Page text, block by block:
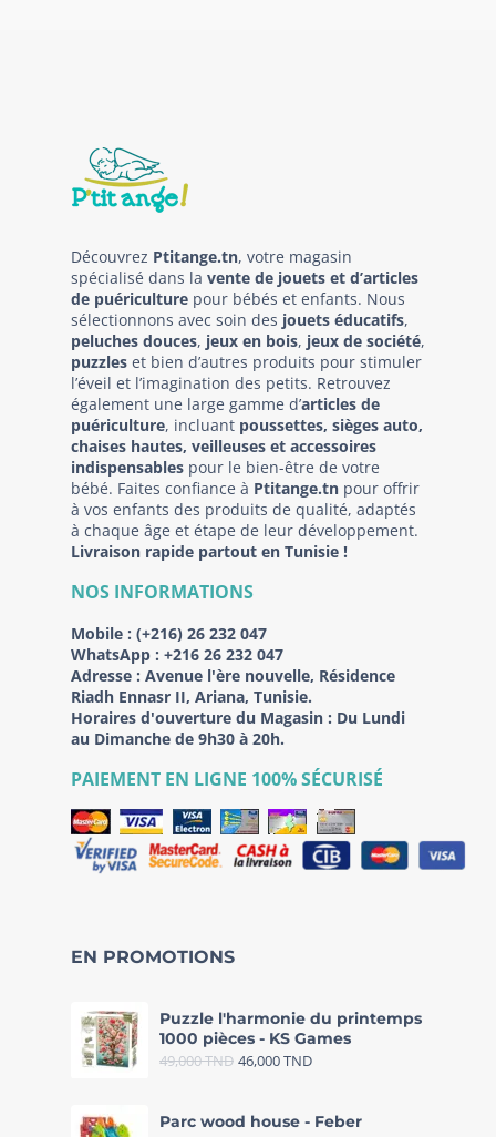
Découvrez Ptitange.tn, votre magasin
spécialisé dans la vente de jouets et d’articles
de puériculture pour bébés et enfants. Nous
sélectionnons avec soin des jouets éducatifs,
peluches douces, jeux en bois, jeux de société,
puzzles et bien d’autres produits pour stimuler
l’éveil et l’imagination des petits. Retrouvez
également une large gamme d’articles de
puériculture, incluant poussettes, sièges auto,
chaises hautes, veilleuses et accessoires
indispensables pour le bien-être de votre
bébé. Faites confiance à Ptitange.tn pour offrir
à vos enfants des produits de qualité, adaptés
à chaque âge et étape de leur développement.
Livraison rapide partout en Tunisie !
NOS INFORMATIONS
Mobile : (+216) 26 232 047
WhatsApp : +216 26 232 047
Adresse : Avenue l'ère nouvelle, Résidence
Riadh Ennasr II, Ariana, Tunisie.
Horaires d'ouverture du Magasin : Du Lundi
au Dimanche de 9h30 à 20h.
PAIEMENT EN LIGNE 100% SÉCURISÉ
EN PROMOTIONS
Puzzle l'harmonie du printemps
1000 pièces - KS Games
49,000TND 46,000TND
Parc wood house - Feber